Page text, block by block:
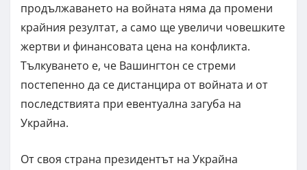
продължаването на войната няма да промени
крайния резултат, а само ще увеличи човешките
жертви и финансовата цена на конфликта.
Тълкуването е, че Вашингтон се стреми
постепенно да се дистанцира от войната и от
последствията при евентуална загуба на
Украйна.
От своя страна президентът на Украйна